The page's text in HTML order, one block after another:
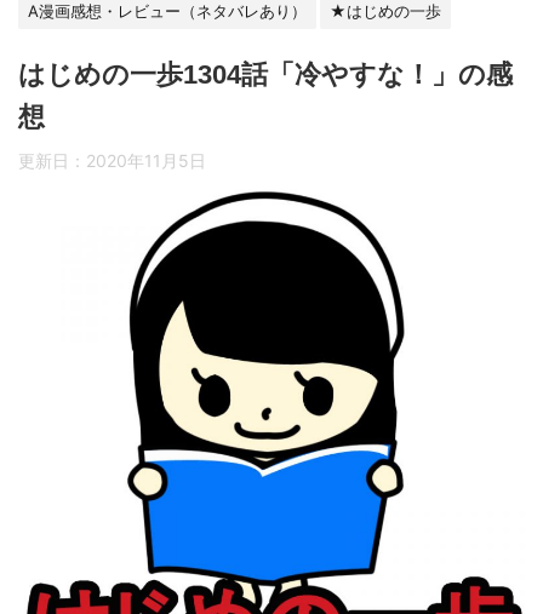
A漫画感想・レビュー（ネタバレあり） ★はじめの一歩
はじめの一歩1304話「冷やすな！」の感
想
更新日： 2020年11月5日